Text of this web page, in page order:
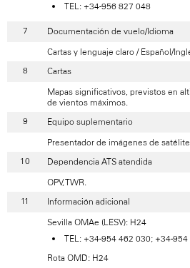
TEL: +34-956 827 048
Documentación de vuelo/Idioma
Cartas y lenguaje claro / Español/
Cartas
Mapas significativos, previstos en
de vientos máximos.
Equipo suplementario
Presentador de imágenes de
Dependencia ATS atendida
OPV, TWR.
Información adicional
Sevilla OMAe (LESV): H24
TEL: +34-954 462 030; +34-
Rota OMD: H24